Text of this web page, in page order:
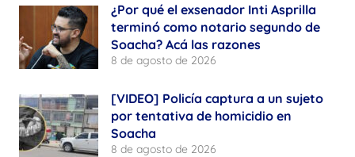
¿Por qué el exsenador Inti Asprilla
terminó como notario segundo de
Soacha? Acá las razones
8 de agosto de 2026
[VIDEO] Policía captura a un sujeto
por tentativa de homicidio en
Soacha
8 de agosto de 2026